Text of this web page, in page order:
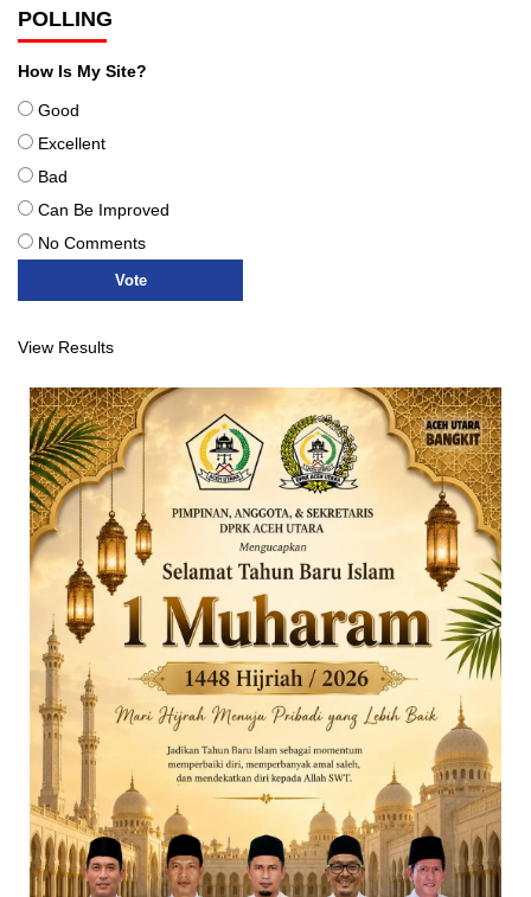
POLLING
How Is My Site?
Good
Excellent
Bad
Can Be Improved
No Comments
View Results